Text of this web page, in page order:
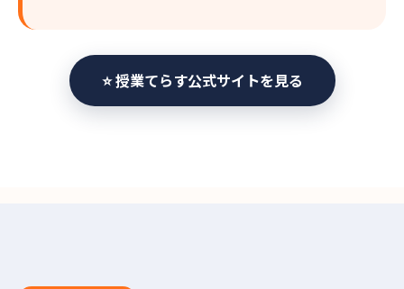
⭐ 授業てらす公式サイトを見る